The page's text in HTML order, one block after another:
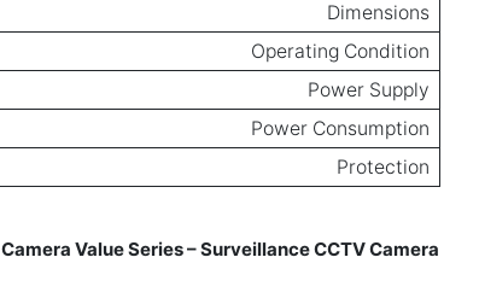
Dimensions
Operating Condition
Power Supply
Power Consumption
Protection
Value Series – Surveillance CCTV Camera